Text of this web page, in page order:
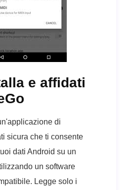
e affidati
di
sicura che ti consente
dati Android su un
un software
Legge solo i